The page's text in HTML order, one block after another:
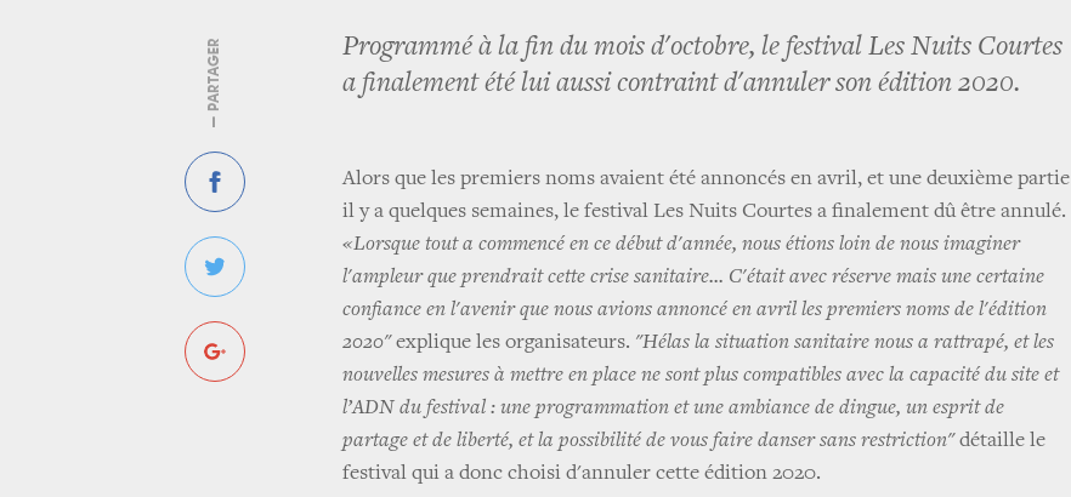
— PARTAGER
Programmé à la fin du mois d'octobre, le festival Les Nuits Courtes
a finalement été lui aussi contraint d'annuler son édition 2020.
Alors que les premiers noms avaient été annoncés en avril, et une deuxième partie
il y a quelques semaines, le festival Les Nuits Courtes a finalement dû être annulé.
«Lorsque tout a commencé en ce début d'année, nous étions loin de nous imaginer
l'ampleur que prendrait cette crise sanitaire... C'était avec réserve mais une certaine
confiance en l'avenir que nous avions annoncé en avril les premiers noms de l'édition
2020"explique les organisateurs. "Hélas la situation sanitaire nous a rattrapé, et les
nouvelles mesures à mettre en place ne sont plus compatibles avec la capacité du site et
l’ADN du festival : une programmation et une ambiance de dingue, un esprit de
partage et de liberté, et la possibilité de vous faire danser sans restriction"détaille le
festival qui a donc choisi d'annuler cette édition 2020.